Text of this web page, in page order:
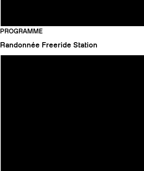
PROGRAMME
Randonnée Freeride Station